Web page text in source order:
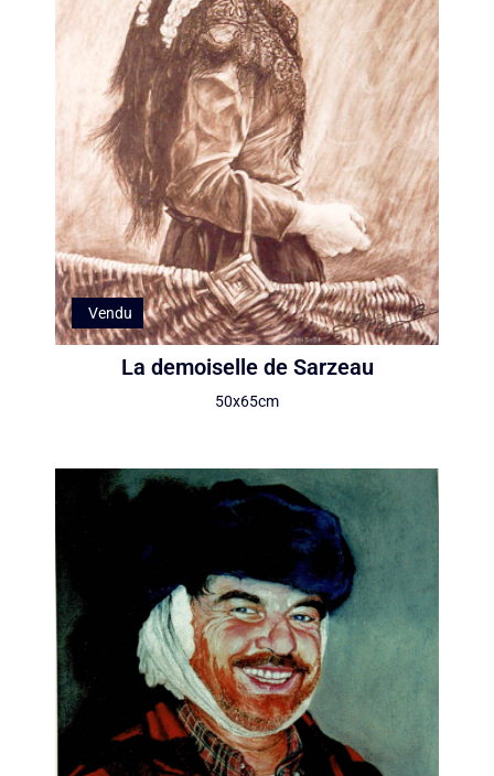
Vendu
La demoiselle de Sarzeau
50x65cm